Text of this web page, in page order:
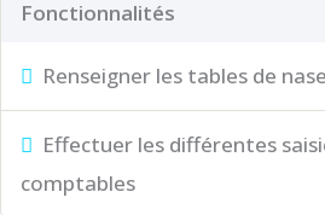
Fonctionnalités
Renseigner les tables de nase
Effectuer les différentes
comptables